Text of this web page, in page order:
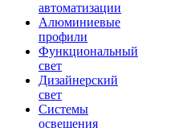
автоматизации
Алюминиевые
профили
Функциональный
свет
Дизайнерский
свет
Системы
освещения